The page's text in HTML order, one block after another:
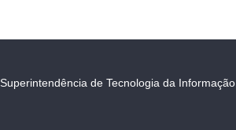
Superintendência de Tecnologia da Informação